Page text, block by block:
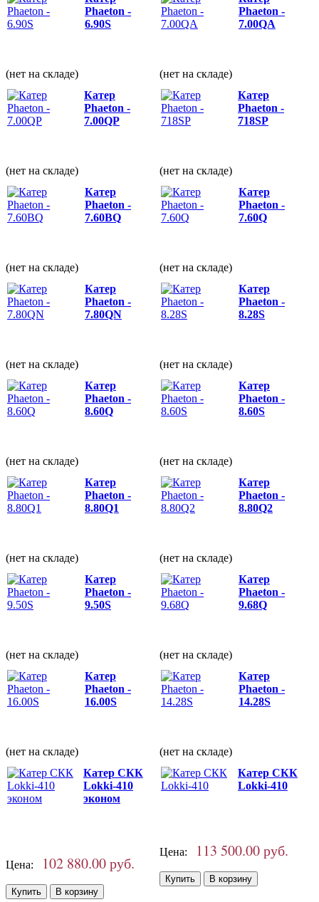
Phaeton -
6.90S
(нет на складе)
Phaeton -
7.00QА
(нет на складе)
Катер
Phaeton -
7.00QP
(нет на складе)
Катер
Phaeton -
718SP
(нет на складе)
Катер
Phaeton -
7.60BQ
(нет на складе)
Катер
Phaeton -
7.60Q
(нет на складе)
Катер
Phaeton -
7.80QN
(нет на складе)
Катер
Phaeton -
8.28S
(нет на складе)
Катер
Phaeton -
8.60Q
(нет на складе)
Катер
Phaeton -
8.60S
(нет на складе)
Катер
Phaeton -
8.80Q1
(нет на складе)
Катер
Phaeton -
8.80Q2
(нет на складе)
Катер
Phaeton -
9.50S
(нет на складе)
Катер
Phaeton -
9.68Q
(нет на складе)
Катер
Phaeton -
16.00S
(нет на складе)
Катер
Phaeton -
14.28S
(нет на складе)
Катер СКК
Lokki-410
эконом
Цена: 102 880.00 руб.
Катер СКК
Lokki-410
Цена: 113 500.00 руб.